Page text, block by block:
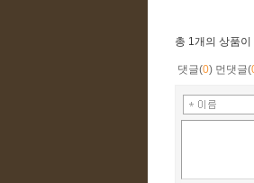
총 1개 의 상품
댓글(0) 먼댓글(